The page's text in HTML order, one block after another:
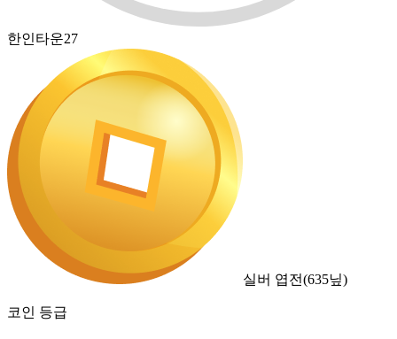
한인타운27
실버 엽전(635닢)
코인 등급